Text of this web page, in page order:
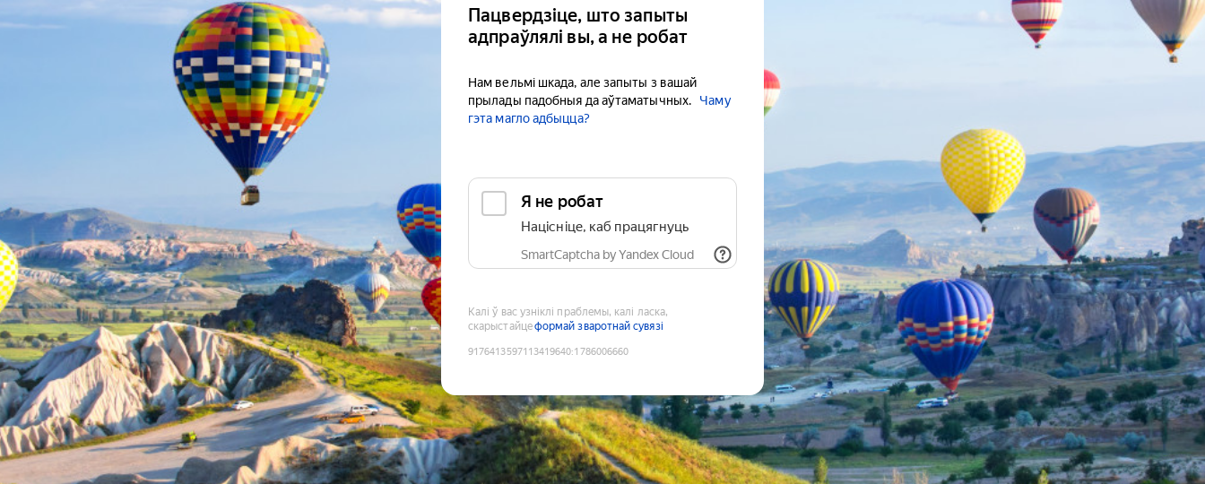
Пацвердзіце, што запыты
адпраўлялі вы, а не робат
Нам вельмі шкада, але запыты з вашай
прылады падобныя да аўтаматычных.
Чаму
гэта магло адбыцца?
Я не робат
Націсніце, каб працягнуць
SmartCaptcha by Yandex Cloud
Калі ў вас узніклі праблемы, калі ласка,
скарыстайцеформай зваротнай сувязі
9176413597113419640:1786006660